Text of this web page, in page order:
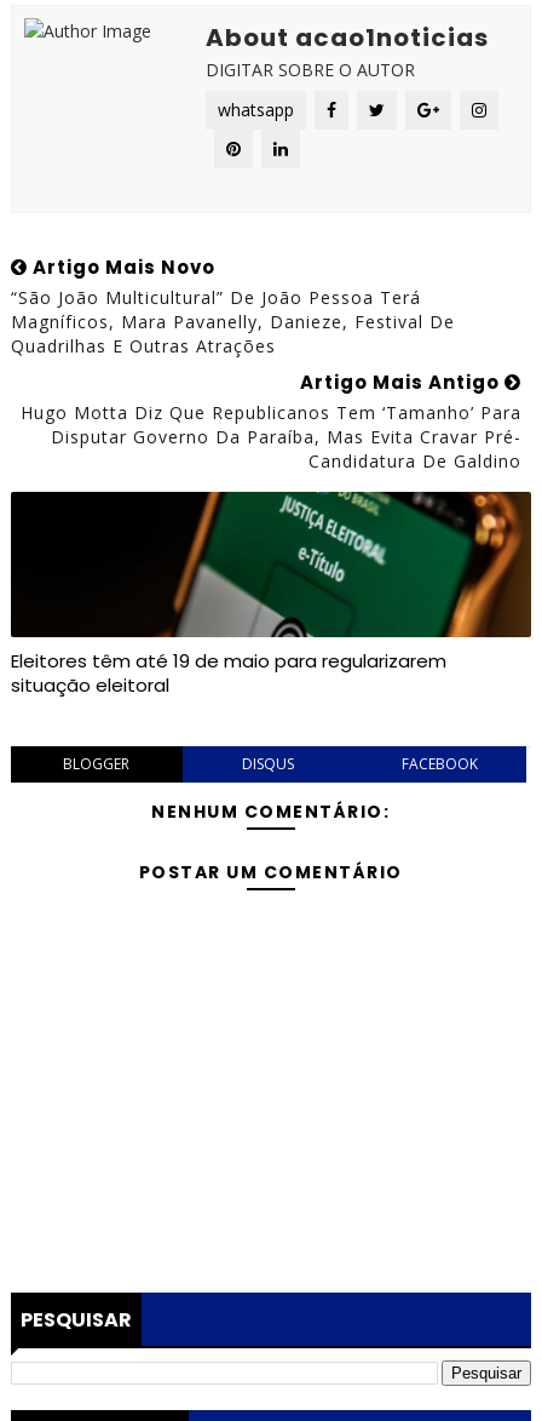
About acao1noticias
DIGITAR SOBRE O AUTOR
whatsapp
Artigo Mais Novo
“São João Multicultural” De João Pessoa Terá
Magníficos, Mara Pavanelly, Danieze, Festival De
Quadrilhas E Outras Atrações
Artigo Mais Antigo
Hugo Motta Diz Que Republicanos Tem ‘tamanho’ Para
Disputar Governo Da Paraíba, Mas Evita Cravar Pré-
Candidatura De Galdino
Eleitores têm até 19 de maio para regularizarem
situação eleitoral
BLOGGER DISQUS FACEBOOK
NENHUM COMENTÁRIO:
POSTAR UM COMENTÁRIO
PESQUISAR